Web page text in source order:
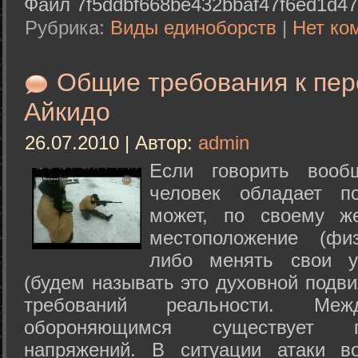
Файл
Рубрика: Виды единоборств | Нет
Общие требования к
Айкидо
26.07.2010 | Автор: admin
Если говорить
человек обладает
может, по своему
местоположение
либо менять свои
(будем называть это духовной
требований реальности.
обороняющимся существует
напряжений. В ситуации атаки